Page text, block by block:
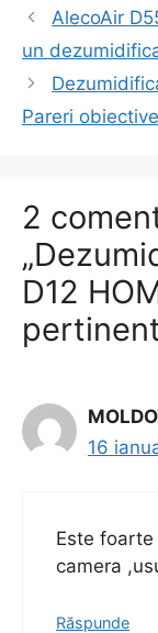
Navigare
AlecoAir
un
Pareri obiective
2
D12
16
Este
camera
Răspunde